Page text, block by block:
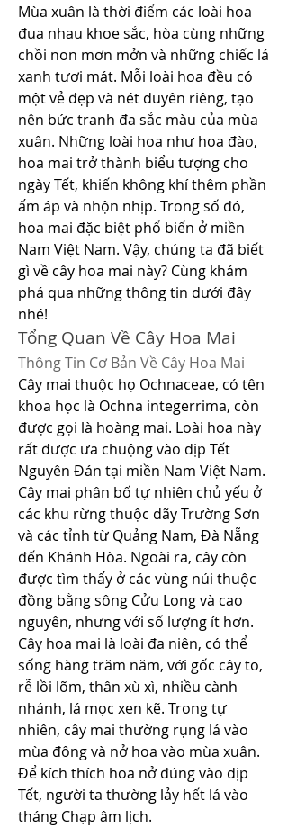
Mùa xuân là thời điểm các loài hoa
đua nhau khoe sắc, hòa cùng những
chồi non mơn mởn và những chiếc lá
xanh tươi mát. Mỗi loài hoa đều có
một vẻ đẹp và nét duyên riêng, tạo
nên bức tranh đa sắc màu của mùa
xuân. Những loài hoa như hoa đào,
hoa mai trở thành biểu tượng cho
ngày Tết, khiến không khí thêm phần
ấm áp và nhộn nhịp. Trong số đó,
hoa mai đặc biệt phổ biến ở miền
Nam Việt Nam. Vậy, chúng ta đã biết
gì về cây hoa mai này? Cùng khám
phá qua những thông tin dưới đây
nhé!
Tổng Quan Về Cây Hoa Mai
Thông Tin Cơ Bản Về Cây Hoa Mai
Cây mai thuộc họ Ochnaceae, có tên
khoa học là Ochna integerrima, còn
được gọi là hoàng mai. Loài hoa này
rất được ưa chuộng vào dịp Tết
Nguyên Đán tại miền Nam Việt Nam.
Cây mai phân bố tự nhiên chủ yếu ở
các khu rừng thuộc dãy Trường Sơn
và các tỉnh từ Quảng Nam, Đà Nẵng
đến Khánh Hòa. Ngoài ra, cây còn
được tìm thấy ở các vùng núi thuộc
đồng bằng sông Cửu Long và cao
nguyên, nhưng với số lượng ít hơn.
Cây hoa mai là loài đa niên, có thể
sống hàng trăm năm, với gốc cây to,
rễ lồi lõm, thân xù xì, nhiều cành
nhánh, lá mọc xen kẽ. Trong tự
nhiên, cây mai thường rụng lá vào
mùa đông và nở hoa vào mùa xuân.
Để kích thích hoa nở đúng vào dịp
Tết, người ta thường lảy hết lá vào
tháng Chạp âm lịch.